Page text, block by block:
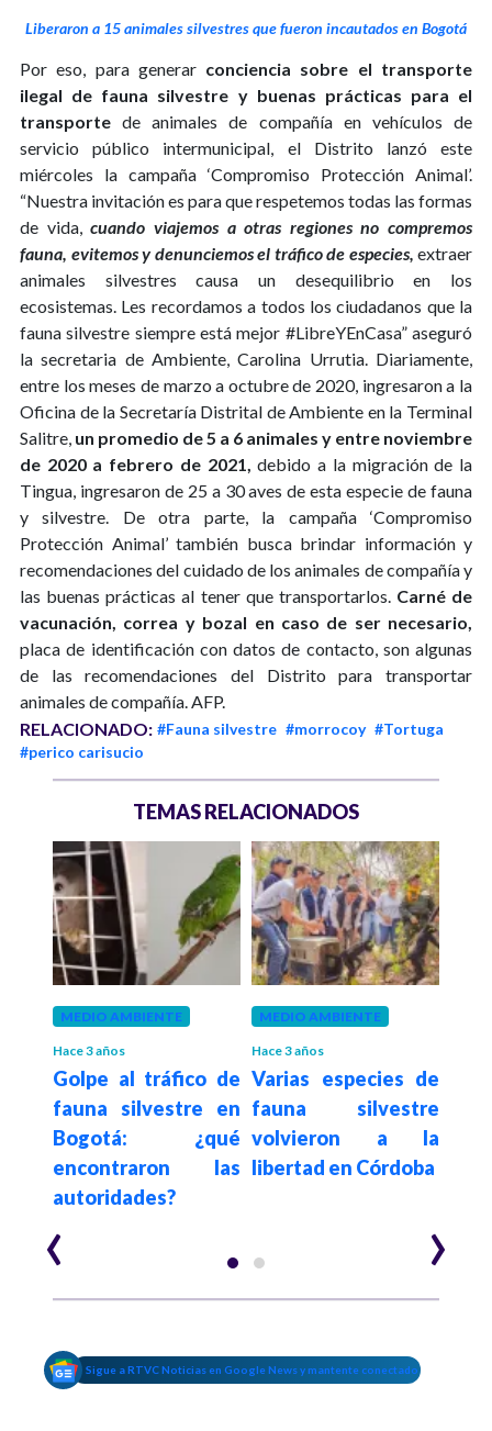
Liberaron a 15 animales silvestres que fueron incautados en Bogotá
Por eso, para generar conciencia sobre el transporte
ilegal de fauna silvestre y buenas prácticas para el
transporte de animales de compañía en vehículos de
servicio público intermunicipal, el Distrito lanzó este
miércoles la campaña ‘Compromiso Protección Animal’.
“Nuestra invitación es para que respetemos todas las formas
de vida,cuando viajemos a otras regiones no compremos
fauna, evitemos y denunciemos el tráfico de especies, extraer
animales silvestres causa un desequilibrio en los
ecosistemas. Les recordamos a todos los ciudadanos que la
fauna silvestre siempre está mejor #LibreYEnCasa” aseguró
la secretaria de Ambiente, Carolina Urrutia. Diariamente,
entre los meses de marzo a octubre de 2020, ingresaron a la
Oficina de la Secretaría Distrital de Ambiente en la Terminal
Salitre, un promedio de 5 a 6 animales y entre noviembre
de 2020 a febrero de 2021, debido a la migración de la
Tingua, ingresaron de 25 a 30 aves de esta especie de fauna
y silvestre. De otra parte, la campaña ‘Compromiso
Protección Animal’ también busca brindar información y
recomendaciones del cuidado de los animales de compañía y
las buenas prácticas al tener que transportarlos. Carné de
vacunación, correa y bozal en caso de ser necesario,
placa de identificación con datos de contacto, son algunas
de las recomendaciones del Distrito para transportar
animales de compañía. AFP.
RELACIONADO: #Fauna silvestre #morrocoy #Tortuga
#perico carisucio
TEMAS RELACIONADOS
MEDIO AMBIENTE
Hace 3 años
Golpe al tráfico de
fauna silvestre en
Bogotá: ¿qué
encontraron las
autoridades?
MEDIO AMBIENTE
Hace 3 años
Varias especies de
fauna silvestre
volvieron a la
libertad en Córdoba
‹ ›
Sigue a RTVC Noticias en Google News y mantente conectado